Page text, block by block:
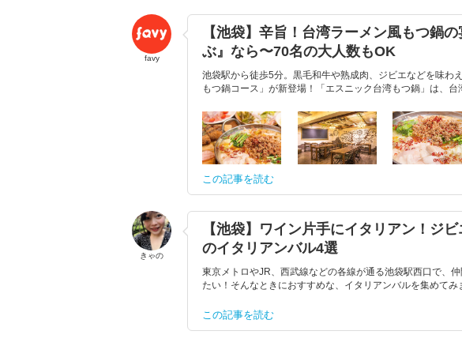
favy
【池袋】辛旨！台湾ラーメン風もつ鍋
ぶ』なら〜70名の大人数もOK
池袋駅から徒歩5分。黒毛和牛や熟成肉、ジビエなどを味わ
もつ鍋コース」が新登場！「エスニック台湾もつ鍋」は、台
この記事を読む
きゃの
【池袋】ワイン片手にイタリアン！ジ
のイタリアンバル4選
東京メトロやJR、西武線などの各線が通る池袋駅西口で、
たい！そんなときにおすすめな、イタリアンバルを集めてみ
この記事を読む